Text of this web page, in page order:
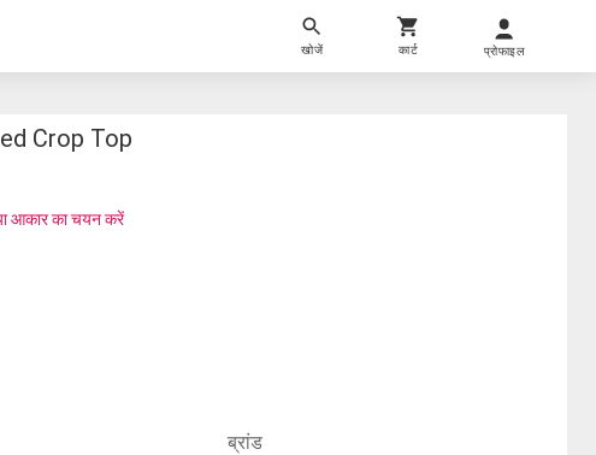
खोजें कार्ट प्रोफाइल
Crop Top
आकार का चयन करें
ब्रांड